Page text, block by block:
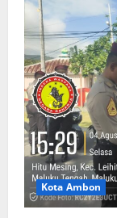
Kota Ambon